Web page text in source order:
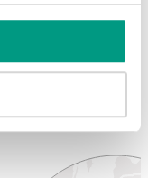
her, die
Design